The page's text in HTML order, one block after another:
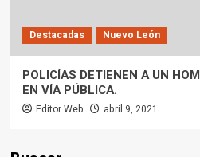
Destacadas Nuevo León
POLICÍAS DETIENEN A UN
EN VÍA PÚBLICA.
Editor Web abril 9, 2021